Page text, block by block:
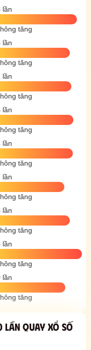
lần
tăng
lần
tăng
lần
tăng
lần
tăng
lần
tăng
lần
tăng
lần
tăng
lần
tăng
lần
tăng
lần quay xổ số